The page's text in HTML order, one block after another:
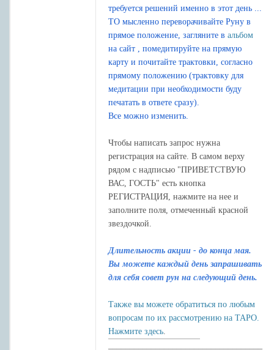
требуется решений именно в этот день ...
ТО мысленно переворачивайте Руну в
прямое положение, загляните в альбом
на сайт , помедитируйте на прямую
карту и почитайте трактовки, согласно
прямому положению (трактовку для
медитации при необходимости буду
печатать в ответе сразу).
Все можно изменить.
Чтобы написать запрос нужна
регистрация на сайте. В самом верху
рядом с надписью "ПРИВЕТСТВУЮ
ВАС, ГОСТЬ" есть кнопка
РЕГИСТРАЦИЯ, нажмите на нее и
заполните поля, отмеченный красной
звездочкой.
Длительность акции - до конца мая.
Вы можете каждый день запрашивать
для себя совет рун на слeдующий день.
Также вы можете обратиться по любым
вопросам по их рассмотрению на ТАРО.
Нажмите здесь